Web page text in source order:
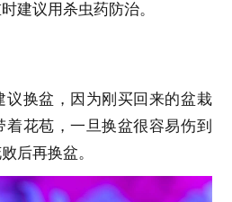
建议用杀虫药防治。
议换盆，因为刚买回来的盆栽
花苞，一旦换盆很容易伤到
后再换盆。